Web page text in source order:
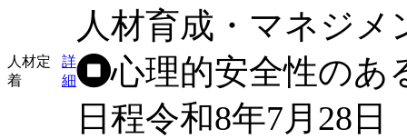
人材定
着
詳
細
人材育成・マネジメ
心理的安全性のあ
日程令和8年7月28日